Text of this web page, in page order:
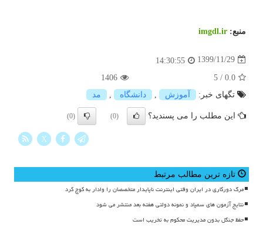
منبع: imgdl.ir
1399/11/29
14:30:55
0.0
/
5
1406
تگهای خبر:
آموزش دانشگاه مد
این مطلب را می پسندید؟ (0)
(0)
X
تازه ترین مطالب مرتبط
مرگ دورکاری در ایران وقتی اینترنت ناپایدار متخصصان را وادار به کوچ کرد
نتایج آزمون های سمپاد و نمونه دولتی هفته بعد منتشر می شود
حفظ جنگل بدون مدیریت محکوم به تخریب است